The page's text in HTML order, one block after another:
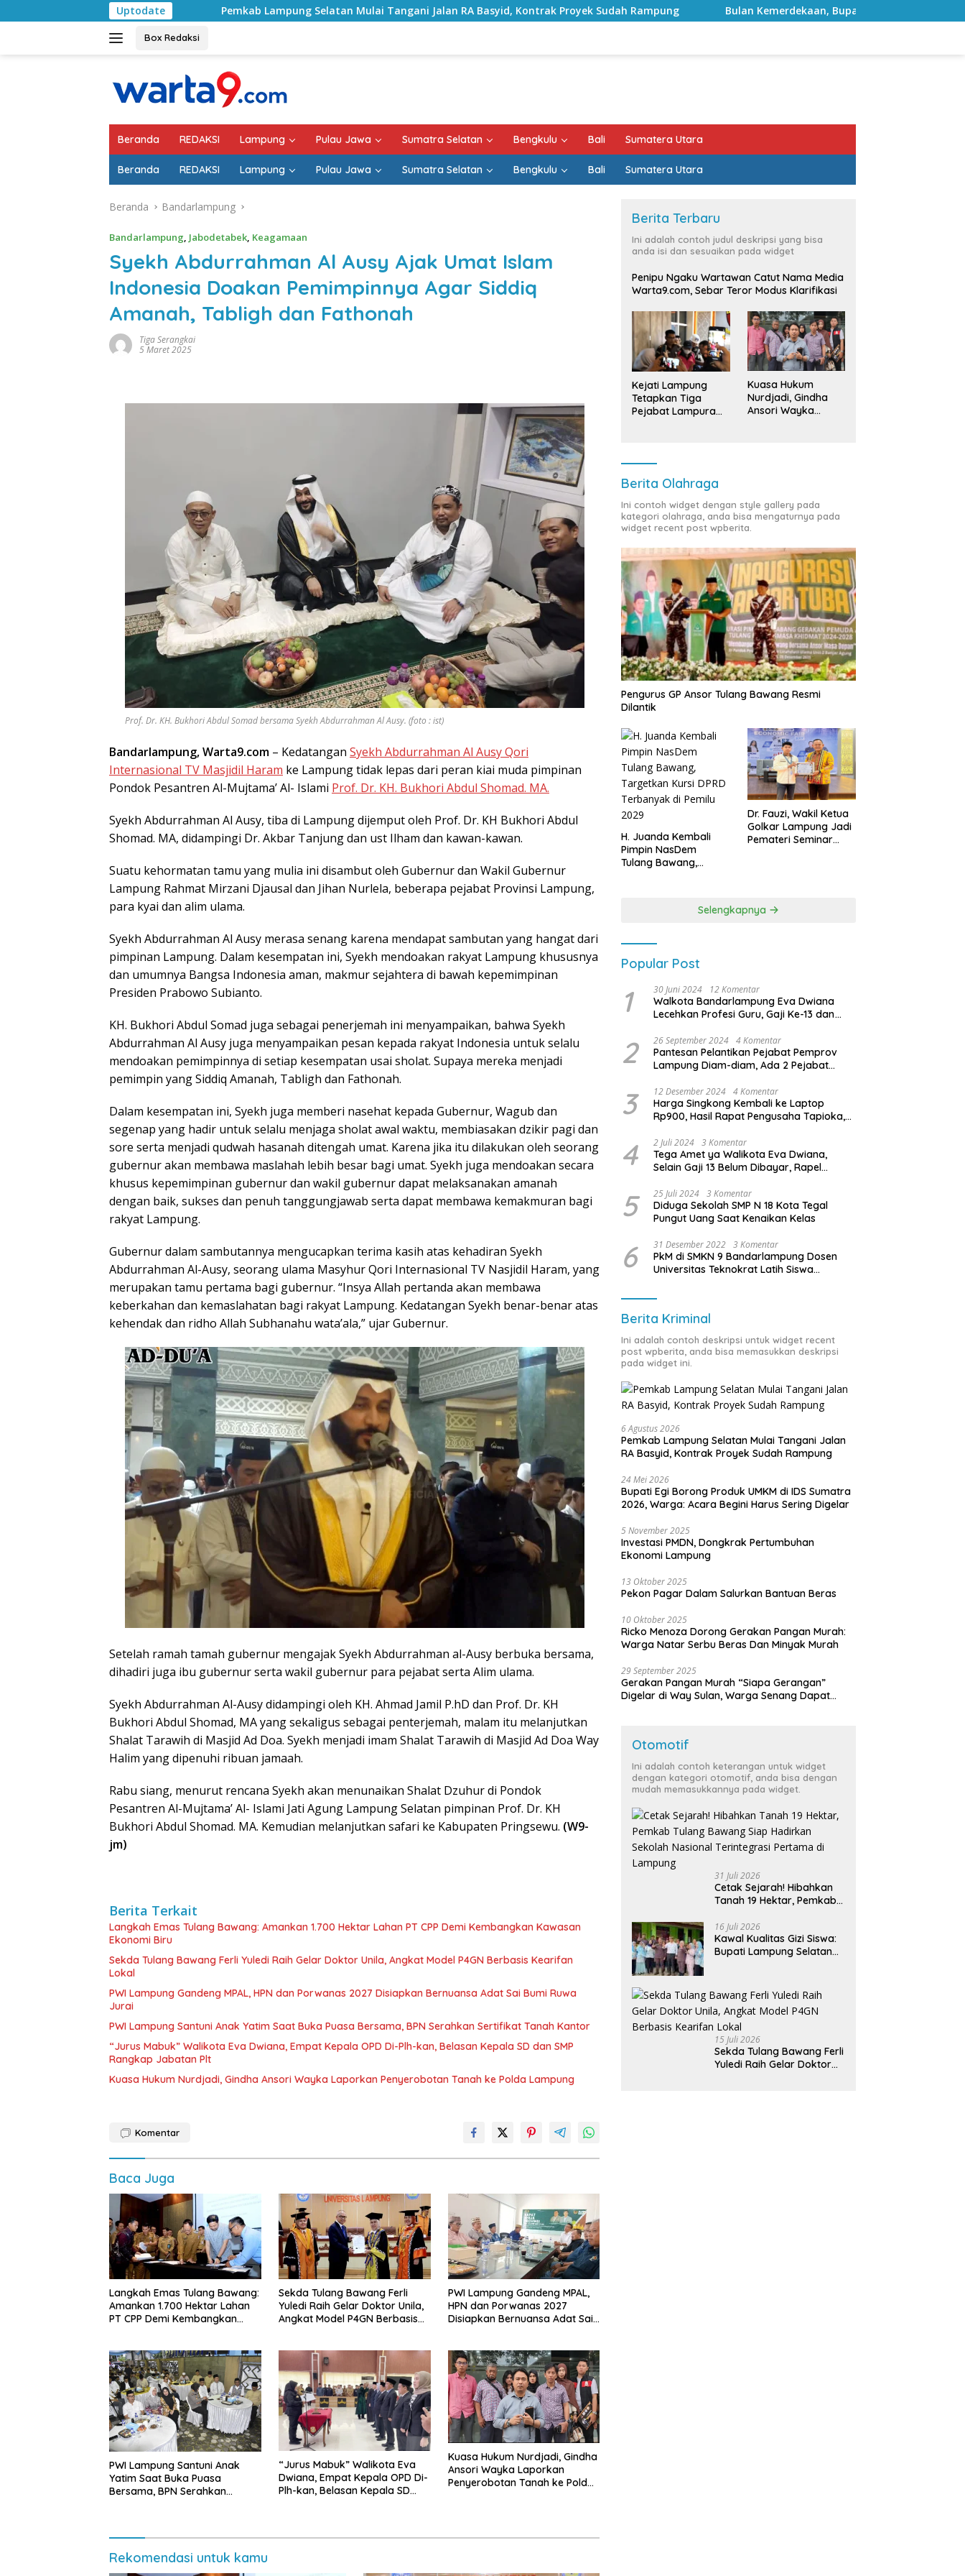
ke
Uptodate
Pemkab Lampung Selatan Mulai Tangani Jalan RA Basyid, Kontrak Proyek Sudah Rampung Bulan Kemerdekaan, Bupati Lampung Selatan Ajak ASN Perkuat
Box Redaksi
Beranda REDAKSI Lampung Pulau Jawa Sumatra Selatan Bengkulu Bali Sumatera Utara
Beranda REDAKSI Lampung Pulau Jawa Sumatra Selatan Bengkulu Bali Sumatera Utara
Beranda Bandarlampung
Bandarlampung, Jabodetabek, Keagamaan
Syekh Abdurrahman Al Ausy Ajak Umat Islam
Indonesia Doakan Pemimpinnya Agar Siddiq
Amanah, Tabligh dan Fathonah
Tiga Serangkai
5 Maret 2025
Prof. Dr. KH. Bukhori Abdul Somad bersama Syekh Abdurrahman Al Ausy. (foto : ist)
Bandarlampung, Warta9.com – Kedatangan Syekh Abdurrahman Al Ausy Qori
Internasional TV Masjidil Haram ke Lampung tidak lepas dari peran kiai muda pimpinan
Pondok Pesantren Al-Mujtama’ Al- Islami Prof. Dr. KH. Bukhori Abdul Shomad. MA.
Syekh Abdurrahman Al Ausy, tiba di Lampung dijemput oleh Prof. Dr. KH Bukhori Abdul
Shomad. MA, didampingi Dr. Akbar Tanjung dan ust Ilham dan kawan-kawan.
Suatu kehormatan tamu yang mulia ini disambut oleh Gubernur dan Wakil Gubernur
Lampung Rahmat Mirzani Djausal dan Jihan Nurlela, beberapa pejabat Provinsi Lampung,
para kyai dan alim ulama.
Syekh Abdurrahman Al Ausy merasa senang karena mendapat sambutan yang hangat dari
pimpinan Lampung. Dalam kesempatan ini, Syekh mendoakan rakyat Lampung khususnya
dan umumnya Bangsa Indonesia aman, makmur sejahtera di bawah kepemimpinan
Presiden Prabowo Subianto.
KH. Bukhori Abdul Somad juga sebagai penerjemah ini menyampaikan, bahwa Syekh
Abdurrahman Al Ausy juga menyampaikan pesan kepada rakyat Indonesia untuk selalu
mendoakan pemimpinnya di setiap kesempatan usai sholat. Supaya mereka menjadi
pemimpin yang Siddiq Amanah, Tabligh dan Fathonah.
Dalam kesempatan ini, Syekh juga memberi nasehat kepada Gubernur, Wagub dan
segenap yang hadir untuk selalu menjaga sholat awal waktu, membiasakan dzikir pagi dan
sore serta menjadi qudwah hasanah ditengah umat. Karena jika itu dilakukan oleh seorang
gubernur akan membawa maslahah lebih besar bagi umat. Syekh juga mendoakan secara
khusus kepemimpinan gubernur dan wakil gubernur dapat melaksanakan amanah
dengan baik, sukses dan penuh tanggungjawab serta dapat membawa kemakmuran bagi
rakyat Lampung.
Gubernur dalam sambutannya mengucapkan terima kasih atas kehadiran Syekh
Abdurrahman Al-Ausy, seorang ulama Masyhur Qori Internasional TV Nasjidil Haram, yang
merupakan tamu pertama bagi gubernur. “Insya Allah pertanda akan membawa
keberkahan dan kemaslahatan bagi rakyat Lampung. Kedatangan Syekh benar-benar atas
kehendak dan ridho Allah Subhanahu wata’ala,” ujar Gubernur.
Setelah ramah tamah gubernur mengajak Syekh Abdurrahman al-Ausy berbuka bersama,
dihadiri juga ibu gubernur serta wakil gubernur para pejabat serta Alim ulama.
Syekh Abdurrahman Al-Ausy didampingi oleh KH. Ahmad Jamil P.hD dan Prof. Dr. KH
Bukhori Abdul Shomad, MA yang sekaligus sebagai penterjemah, malam itu melanjutkan
Shalat Tarawih di Masjid Ad Doa. Syekh menjadi imam Shalat Tarawih di Masjid Ad Doa Way
Halim yang dipenuhi ribuan jamaah.
Rabu siang, menurut rencana Syekh akan menunaikan Shalat Dzuhur di Pondok
Pesantren Al-Mujtama’ Al- Islami Jati Agung Lampung Selatan pimpinan Prof. Dr. KH
Bukhori Abdul Shomad. MA. Kemudian melanjutkan safari ke Kabupaten Pringsewu. (W9-
jm)
Berita Terkait
Langkah Emas Tulang Bawang: Amankan 1.700 Hektar Lahan PT CPP Demi Kembangkan Kawasan
Ekonomi Biru
Sekda Tulang Bawang Ferli Yuledi Raih Gelar Doktor Unila, Angkat Model P4GN Berbasis Kearifan
Lokal
PWI Lampung Gandeng MPAL, HPN dan Porwanas 2027 Disiapkan Bernuansa Adat Sai Bumi Ruwa
Jurai
PWI Lampung Santuni Anak Yatim Saat Buka Puasa Bersama, BPN Serahkan Sertifikat Tanah Kantor
“Jurus Mabuk” Walikota Eva Dwiana, Empat Kepala OPD Di-Plh-kan, Belasan Kepala SD dan SMP
Rangkap Jabatan Plt
Kuasa Hukum Nurdjadi, Gindha Ansori Wayka Laporkan Penyerobotan Tanah ke Polda Lampung
Komentar
Baca Juga
Langkah Emas Tulang Bawang:
Amankan 1.700 Hektar Lahan
PT CPP Demi Kembangkan
Sekda Tulang Bawang Ferli
Yuledi Raih Gelar Doktor Unila,
Angkat Model P4GN Berbasis
PWI Lampung Gandeng MPAL,
HPN dan Porwanas 2027
Disiapkan Bernuansa Adat Sai
PWI Lampung Santuni Anak
Yatim Saat Buka Puasa
Bersama, BPN Serahkan
“Jurus Mabuk” Walikota Eva
Dwiana, Empat Kepala OPD Di-
Plh-kan, Belasan Kepala SD
Kuasa Hukum Nurdjadi, Gindha
Ansori Wayka Laporkan
Penyerobotan Tanah ke Polda
Rekomendasi untuk kamu
Berita Terbaru
Ini adalah contoh judul deskripsi yang bisa
anda isi dan sesuaikan pada widget
Penipu Ngaku Wartawan Catut Nama Media
Warta9.com, Sebar Teror Modus Klarifikasi
Kejati Lampung
Tetapkan Tiga
Pejabat Lampura
Kuasa Hukum
Nurdjadi, Gindha
Ansori Wayka
Berita Olahraga
Ini contoh widget dengan style gallery pada
kategori olahraga, anda bisa mengaturnya pada
widget recent post wpberita.
Pengurus GP Ansor Tulang Bawang Resmi
Dilantik
H. Juanda Kembali
Pimpin NasDem
Tulang Bawang,
Dr. Fauzi, Wakil Ketua
Golkar Lampung Jadi
Pemateri Seminar
Selengkapnya
Popular Post
1 30 Juni 2024 12 Komentar
Walkota Bandarlampung Eva Dwiana
Lecehkan Profesi Guru, Gaji Ke-13 dan
2 26 September 2024 4 Komentar
Pantesan Pelantikan Pejabat Pemprov
Lampung Diam-diam, Ada 2 Pejabat
3 12 Desember 2024 4 Komentar
Harga Singkong Kembali ke Laptop
Rp900, Hasil Rapat Pengusaha Tapioka,
Lampung
4 2 Juli 2024 3 Komentar
Tega Amet ya Walikota Eva Dwiana,
Selain Gaji 13 Belum Dibayar, Rapel
Dibayar
5 25 Juli 2024 3 Komentar
Diduga Sekolah SMP N 18 Kota Tegal
Pungut Uang Saat Kenaikan Kelas
6 31 Desember 2022 3 Komentar
PkM di SMKN 9 Bandarlampung Dosen
Universitas Teknokrat Latih Siswa
Berita Kriminal
Ini adalah contoh deskripsi untuk widget recent
post wpberita, anda bisa memasukkan deskripsi
pada widget ini.
6 Agustus 2026
Pemkab Lampung Selatan Mulai Tangani Jalan
RA Basyid, Kontrak Proyek Sudah Rampung
24 Mei 2026
Bupati Egi Borong Produk UMKM di IDS Sumatra
2026, Warga: Acara Begini Harus Sering Digelar
5 November 2025
Investasi PMDN, Dongkrak Pertumbuhan
Ekonomi Lampung
13 Oktober 2025
Pekon Pagar Dalam Salurkan Bantuan Beras
10 Oktober 2025
Ricko Menoza Dorong Gerakan Pangan Murah:
Warga Natar Serbu Beras Dan Minyak Murah
29 September 2025
Gerakan Pangan Murah “Siapa Gerangan”
Digelar di Way Sulan, Warga Senang Dapat
Otomotif
Ini adalah contoh keterangan untuk widget
dengan kategori otomotif, anda bisa dengan
mudah memasukkannya pada widget.
31 Juli 2026
Cetak Sejarah! Hibahkan
Tanah 19 Hektar, Pemkab
Hadirkan Sekolah Nasional
Terintegrasi Pertama di
Lampung
16 Juli 2026
Kawal Kualitas Gizi Siswa:
Bupati Lampung Selatan
Bergizi Gratis di Natar
15 Juli 2026
Sekda Tulang Bawang Ferli
Yuledi Raih Gelar Doktor